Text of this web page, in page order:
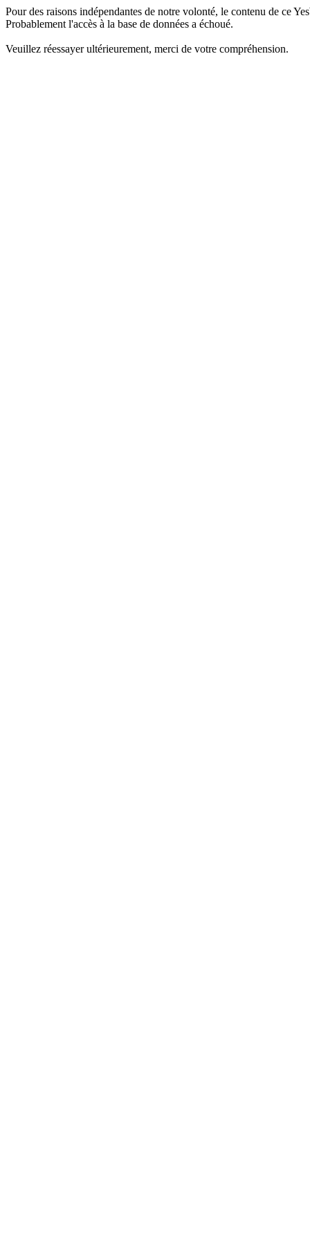
Pour des raisons indépendantes de notre volonté, le contenu de ce
Probablement l'accès à la base de données a échoué.
Veuillez réessayer ultérieurement, merci de votre compréhension.